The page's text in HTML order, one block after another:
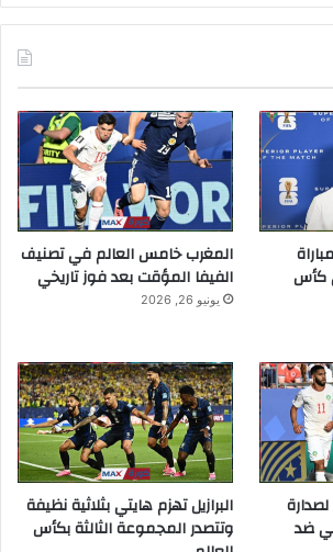
كأس
المغرب خامس العالم في تصنيف
الفيفا المؤقت بعد فوز تاريخي
يونيو 26, 2026
ضد
البرازيل تهزم هايتي بثلاثية نظيفة
وتتصدر المجموعة الثالثة بكأس